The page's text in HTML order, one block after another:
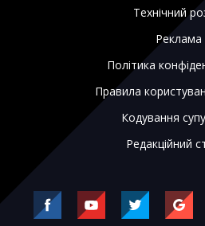
Технічний
Реклама
Політика
Правила
Кодування
Редакційний